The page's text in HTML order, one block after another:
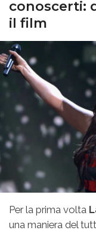
conoscerti:
il film
Per la prima volta
una maniera del